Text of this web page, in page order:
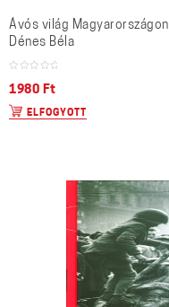
Ávós világ Magyarországon
Dénes Béla
1980 Ft
ELFOGYOTT